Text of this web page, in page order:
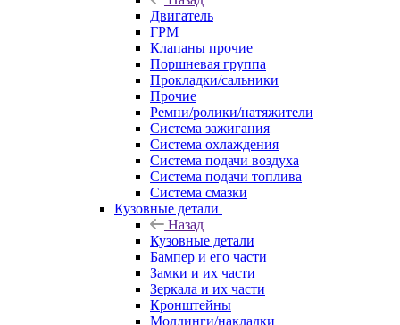
Двигатель
ГРМ
Клапаны прочие
Поршневая группа
Прокладки/сальники
Прочие
Ремни/ролики/натяжители
Система зажигания
Система охлаждения
Система подачи воздуха
Система подачи топлива
Система смазки
Кузовные детали
Назад
Кузовные детали
Бампер и его части
Замки и их части
Зеркала и их части
Кронштейны
Молдинги/накладки